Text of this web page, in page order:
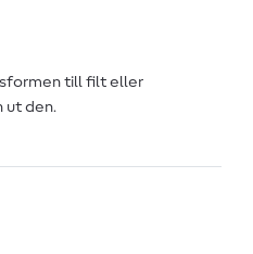
till filt eller
ut den.